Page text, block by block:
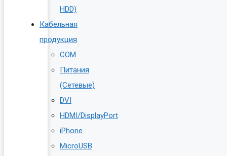
HDD)
Кабельная
продукция
COM
Питания
(Сетевые)
DVI
HDMI/DisplayPort
iPhone
MicroUSB